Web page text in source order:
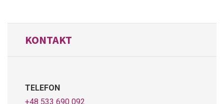
KONTAKT
TELEFON
+48 533 690 092